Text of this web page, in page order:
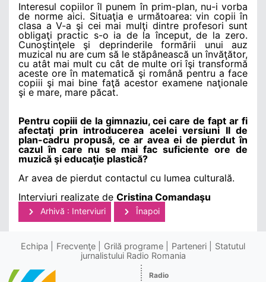
Interesul copiilor îl punem în prim-plan, nu-i vorba
de norme aici. Situaţia e următoarea: vin copii în
clasa a V-a şi cei mai mulţi dintre profesori sunt
obligaţi practic s-o ia de la început, de la zero.
Cunoştinţele şi deprinderile formării unui auz
muzical nu are cum să le stăpânească un învăţător,
cu atât mai mult cu cât de multe ori îşi transformă
aceste ore în matematică şi română pentru a face
copiii şi mai bine faţă acestor examene naţionale
şi e mare, mare păcat.
Pentru copiii de la gimnaziu, cei care de fapt ar fi
afectaţi prin introducerea acelei versiuni II de
plan-cadru propusă, ce ar avea ei de pierdut în
cazul în care nu se mai fac suficiente ore de
muzică şi educaţie plastică?
Ar avea de pierdut contactul cu lumea culturală.
Interviuri realizate de Cristina Comandaşu
Arhivă : Interviuri Înapoi
Echipa Frecvenţe Grilă programe Parteneri
Statutul
jurnalistului Radio Romania
Radio